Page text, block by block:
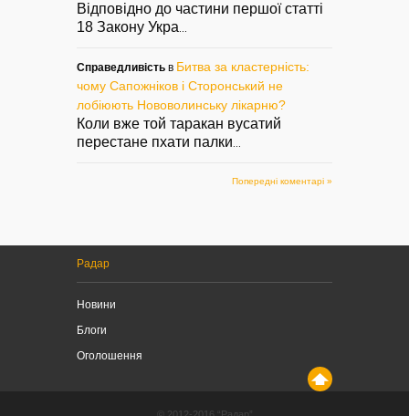
Відповідно до частини першої статті
18 Закону Укра
Справедливість в Битва за кластерність:
чому Сапожніков і Сторонський не
лобіюють Нововолинську лікарню?
Коли вже той таракан вусатий
перестане пхати палки
Попередні коментарі »
Радар
Новини
Блоги
Оголошення